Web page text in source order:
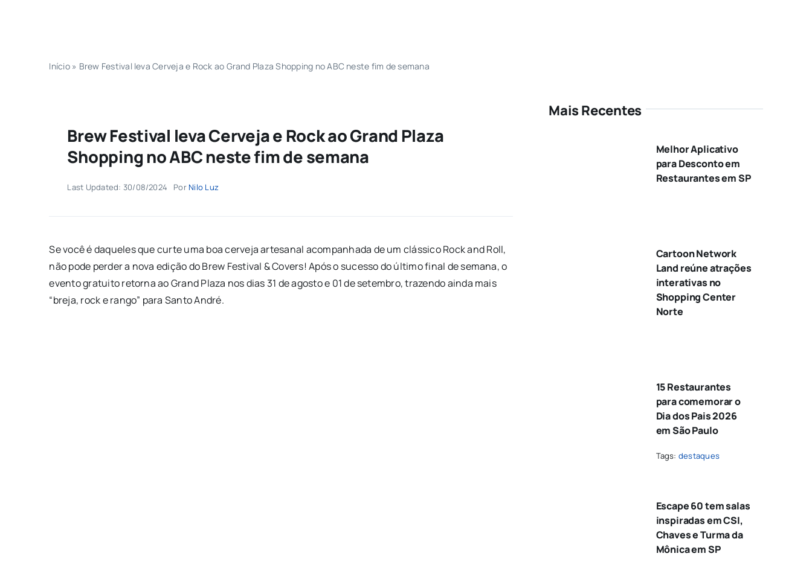
Início» Brew Festival leva Cerveja e Rock ao Grand Plaza Shopping no ABC neste fim de semana
Brew Festival leva Cerveja e Rock ao Grand Plaza
Shopping no ABC neste fim de semana
Last Updated: 30/08/2024 PorNilo Luz
Se você é daqueles que curte uma boa cerveja artesanal acompanhada de um clássico Rock and Roll,
não pode perder a nova edição do Brew Festival & Covers! Após o sucesso do último final de semana, o
evento gratuito retorna ao Grand Plaza nos dias 31 de agosto e 01 de setembro, trazendo ainda mais
“breja, rock e rango” para Santo André.
Mais Recentes
Melhor Aplicativo
para Desconto em
Restaurantes em SP
Cartoon Network
Land reúne atrações
interativas no
Shopping Center
Norte
15 Restaurantes
para comemorar o
Dia dos Pais 2026
em São Paulo
Tags: destaques
Escape 60 tem salas
inspiradas em CSI,
Chaves e Turma da
Mônica em SP